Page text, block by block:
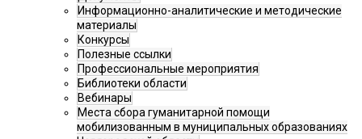
Информационно-аналитические и методические
материалы
Конкурсы
Полезные ссылки
Профессиональные мероприятия
Библиотеки области
Вебинары
Места сбора гуманитарной помощи
мобилизованным в муниципальных образованиях